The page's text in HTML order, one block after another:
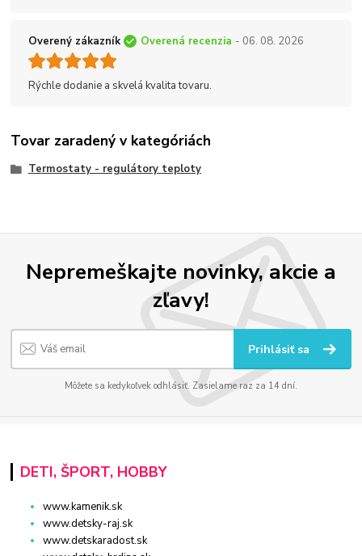
Overený zákazník Overená recenzia - 06. 08. 2026
Rýchle dodanie a skvelá kvalita tovaru.
Tovar zaradený v kategóriách
Termostaty - regulátory teploty
Nepremeškajte novinky, akcie a
zľavy!
Prihlásiť sa
Môžete sa kedykoľvek odhlásiť. Zasielame raz za 14 dní.
DETI, ŠPORT, HOBBY
www.kamenik.sk
www.detsky-raj.sk
www.detskaradost.sk